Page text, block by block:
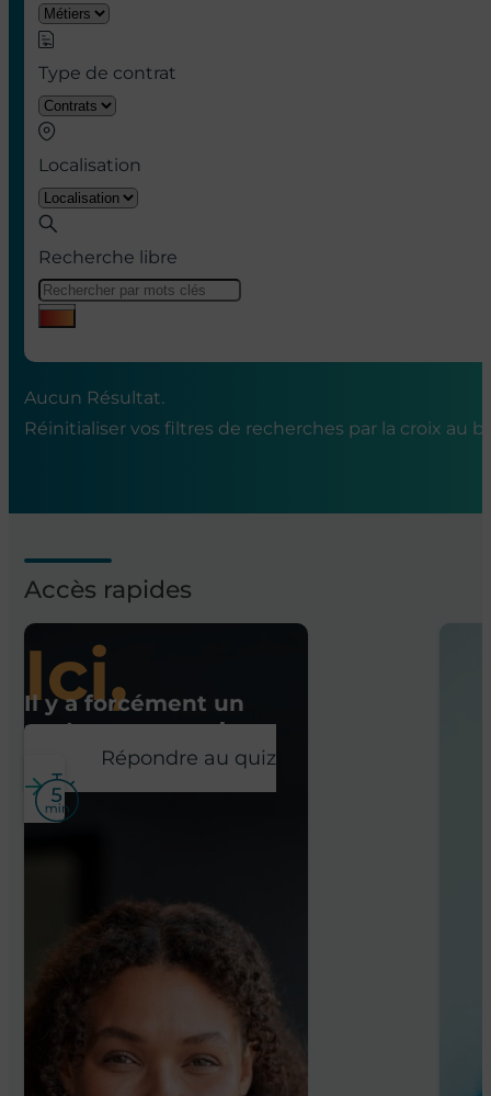
Type de contrat
Localisation
Recherche libre
Aucun Résultat.
Réinitialiser vos filtres de recherches par la croix au
Accès rapides
Ici,
Il y a forcément un
poste pour vous !
Répondre au quiz